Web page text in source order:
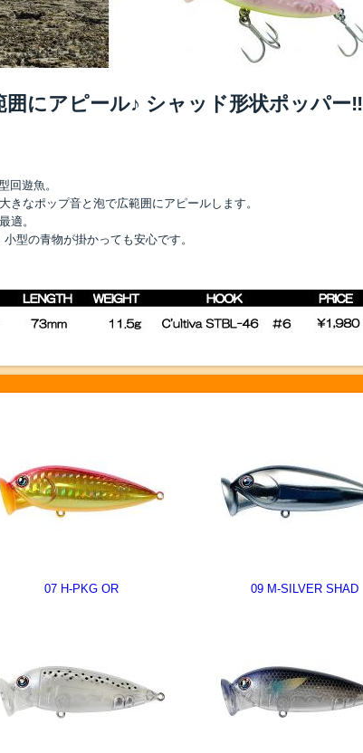
にアピール♪ シャッド形状ポッパー‼
回遊魚。
なポップ音と泡で広範囲にアピールします。
適。
型の青物が掛かっても安心です。
07 H-PKG OR 09 M-SILVER SHAD